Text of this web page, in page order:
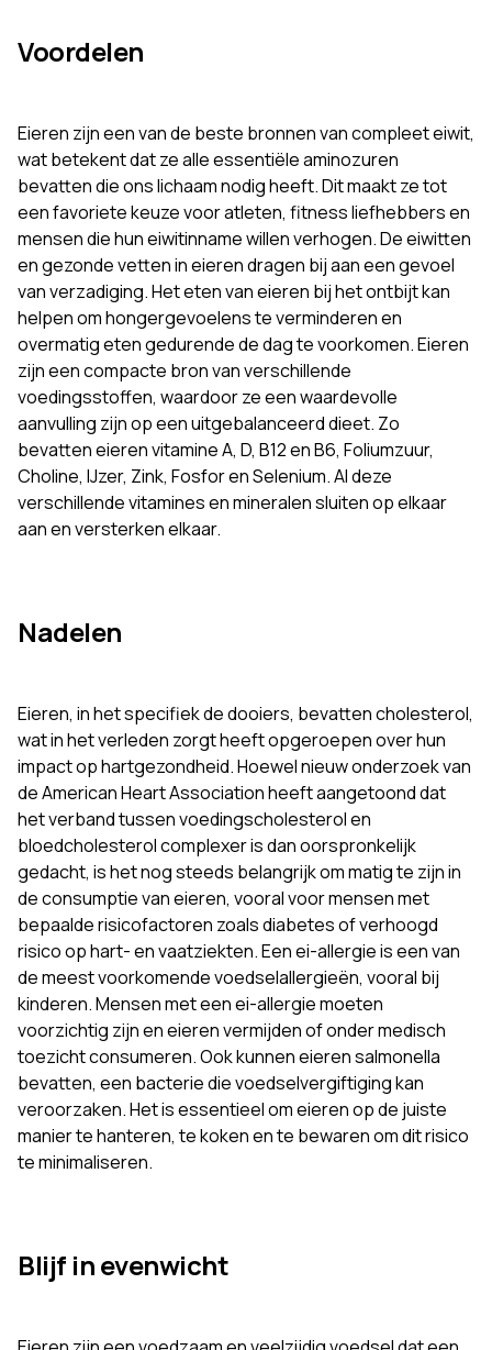
Voordelen
Eieren zijn een van de beste bronnen van compleet eiwit,
wat betekent dat ze alle essentiële aminozuren
bevatten die ons lichaam nodig heeft. Dit maakt ze tot
een favoriete keuze voor atleten, fitness liefhebbers en
mensen die hun eiwitinname willen verhogen. De eiwitten
en gezonde vetten in eieren dragen bij aan een gevoel
van verzadiging. Het eten van eieren bij het ontbijt kan
helpen om hongergevoelens te verminderen en
overmatig eten gedurende de dag te voorkomen. Eieren
zijn een compacte bron van verschillende
voedingsstoffen, waardoor ze een waardevolle
aanvulling zijn op een uitgebalanceerd dieet. Zo
bevatten eieren vitamine A, D, B12 en B6, Foliumzuur,
Choline, IJzer, Zink, Fosfor en Selenium. Al deze
verschillende vitamines en mineralen sluiten op elkaar
aan en versterken elkaar.
Nadelen
Eieren, in het specifiek de dooiers, bevatten cholesterol,
wat in het verleden zorgt heeft opgeroepen over hun
impact op hartgezondheid. Hoewel nieuw onderzoek van
de American Heart Association heeft aangetoond dat
het verband tussen voedingscholesterol en
bloedcholesterol complexer is dan oorspronkelijk
gedacht, is het nog steeds belangrijk om matig te zijn in
de consumptie van eieren, vooral voor mensen met
bepaalde risicofactoren zoals diabetes of verhoogd
risico op hart- en vaatziekten. Een ei-allergie is een van
de meest voorkomende voedselallergieën, vooral bij
kinderen. Mensen met een ei-allergie moeten
voorzichtig zijn en eieren vermijden of onder medisch
toezicht consumeren. Ook kunnen eieren salmonella
bevatten, een bacterie die voedselvergiftiging kan
veroorzaken. Het is essentieel om eieren op de juiste
manier te hanteren, te koken en te bewaren om dit risico
te minimaliseren.
Blijf in evenwicht